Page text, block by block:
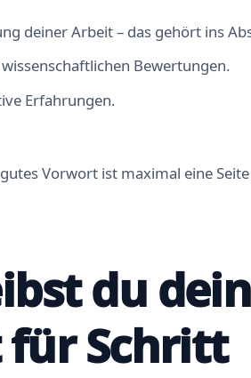
deiner Arbeit – das gehört ins
Bewertungen.
Erfahrungen.
Vorwort ist maximal eine
du
für Schritt